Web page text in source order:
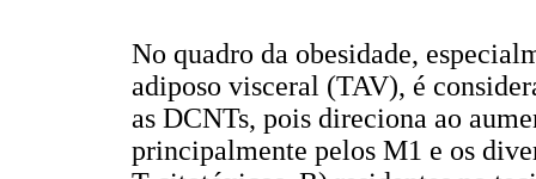
No quadro da obesidade,
adiposo visceral (TAV), é
as DCNTs, pois direciona ao
principalmente pelos M1 e os